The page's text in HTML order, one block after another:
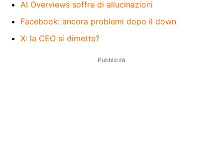
AI Overviews soffre di allucinazioni
Facebook: ancora problemi dopo il down
X: la CEO si dimette?
Pubblicità